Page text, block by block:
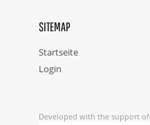
SITEMAP
Startseite
Login
Developed with the support of